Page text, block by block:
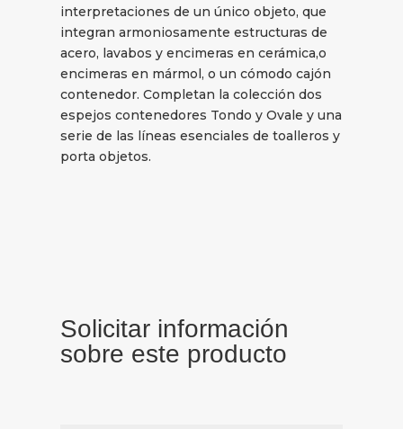
interpretaciones de un único objeto, que
integran armoniosamente estructuras de
acero, lavabos y encimeras en cerámica,o
encimeras en mármol, o un cómodo cajón
contenedor. Completan la colección dos
espejos contenedores Tondo y Ovale y una
serie de las líneas esenciales de toalleros y
porta objetos.
Solicitar información
sobre este producto